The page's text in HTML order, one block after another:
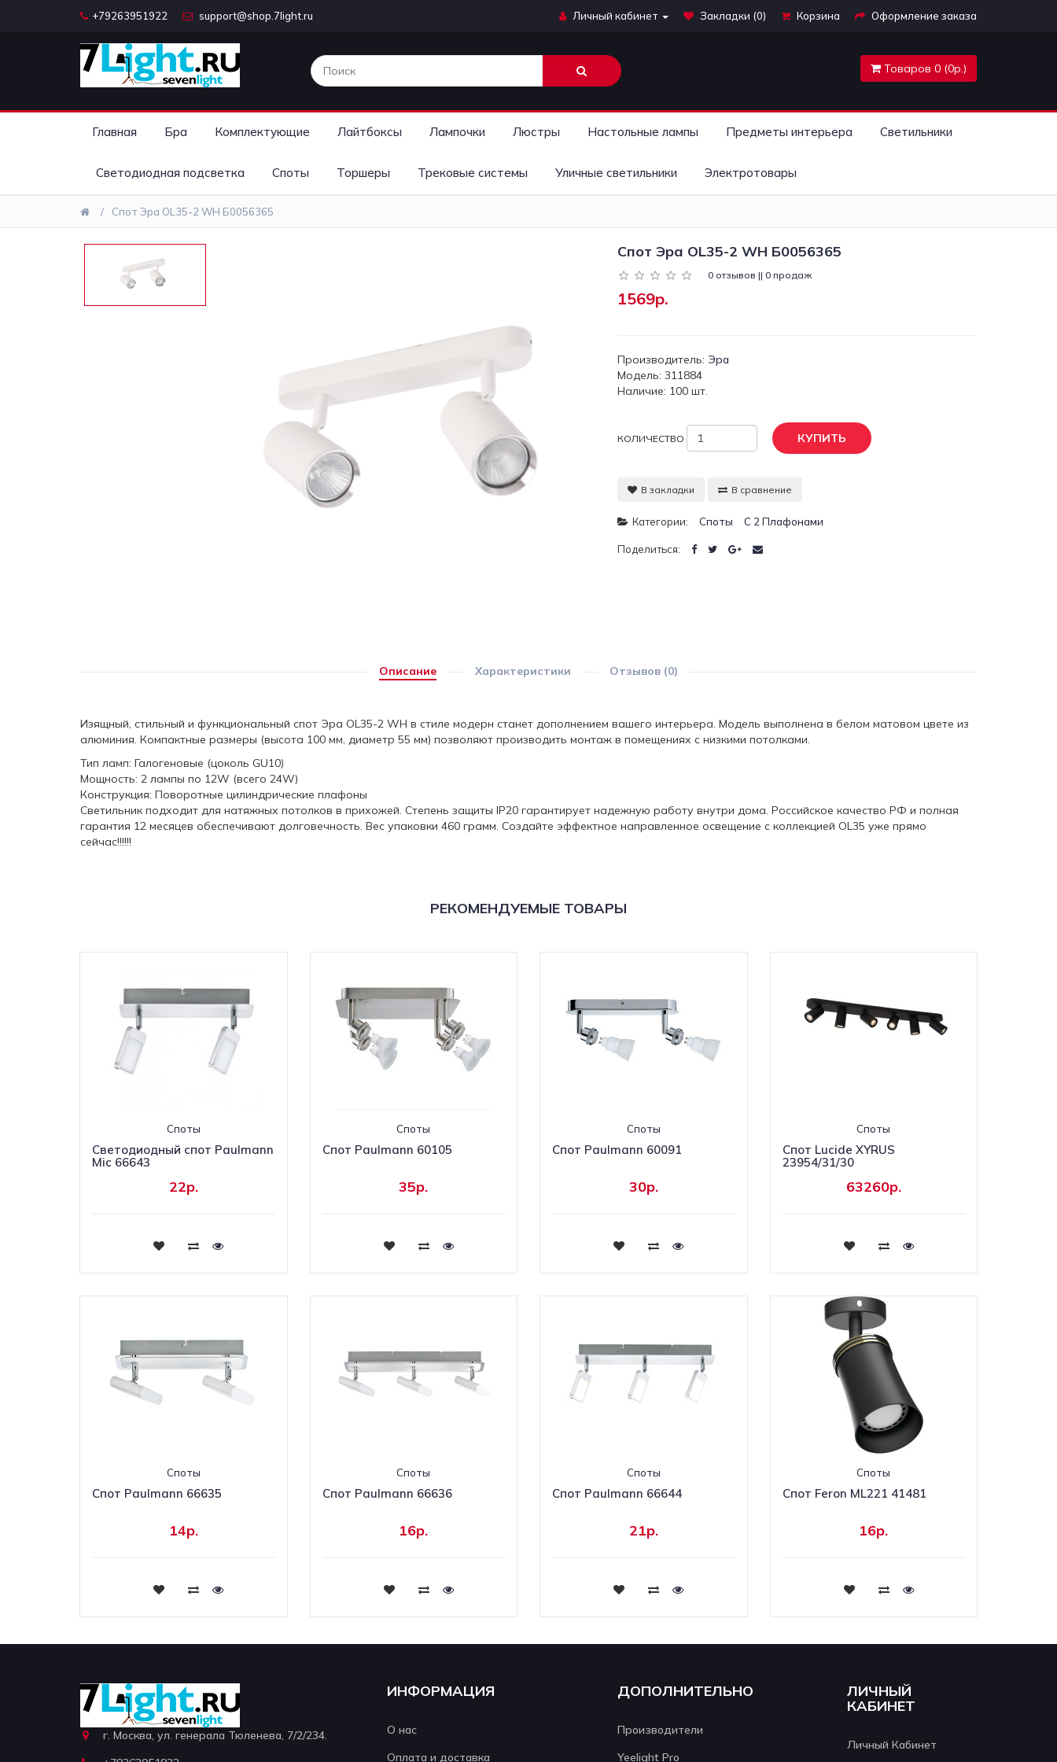
+79263951922 support@shop.7light.ru Личный кабинет Закладки (0) Корзина Оформление заказа
Товаров 0 (0р.)
Главная Бра Комплектующие Лайтбоксы Лампочки Люстры Настольные лампы Предметы интерьера Светильники
Светодиодная подсветка Споты Торшеры Трековые системы Уличные светильники Электротовары
Спот Эра OL35-2 WH Б0056365
Спот Эра OL35-2 WH Б0056365
0 отзывов || 0 продаж
1569р.
Производитель: Эра
Модель: 311884
Наличие: 100 шт.
КОЛИЧЕСТВО КУПИТЬ
В закладки В сравнение
Категории: Споты С 2 Плафонами
Поделиться:
Описание Характеристики Отзывов (0)
Изящный, стильный и функциональный спот Эра OL35-2 WH в стиле модерн станет дополнением вашего интерьера. Модель выполнена в белом матовом цвете из
алюминия. Компактные размеры (высота 100 мм, диаметр 55 мм) позволяют производить монтаж в помещениях с низкими потолками.
Тип ламп: Галогеновые (цоколь GU10)
Мощность: 2 лампы по 12W (всего 24W)
Конструкция: Поворотные цилиндрические плафоны
Светильник подходит для натяжных потолков в прихожей. Степень защиты IP20 гарантирует надежную работу внутри дома. Российское качество РФ и полная
гарантия 12 месяцев обеспечивают долговечность. Вес упаковки 460 грамм. Создайте эффектное направленное освещение с коллекцией OL35 уже прямо
сейчас!!!!!!
РЕКОМЕНДУЕМЫЕ ТОВАРЫ
Споты
Светодиодный спот Paulmann
Mic 66643
22р.
Купить
Споты
Спот Paulmann 60105
35р.
Купить
Споты
Спот Paulmann 60091
30р.
Купить
Споты
Спот Lucide XYRUS
23954/31/30
63260р.
Купить
Споты
Спот Paulmann 66635
14р.
Купить
Споты
Спот Paulmann 66636
16р.
Купить
Споты
Спот Paulmann 66644
21р.
Купить
Споты
Спот Feron ML221 41481
16р.
Купить
г. Москва, ул. генерала Тюленева, 7/2/234.
ИНФОРМАЦИЯ
О нас
Оплата и доставка
ДОПОЛНИТЕЛЬНО
Производители
Yeelight Pro
ЛИЧНЫЙ
КАБИНЕТ
Личный Кабинет